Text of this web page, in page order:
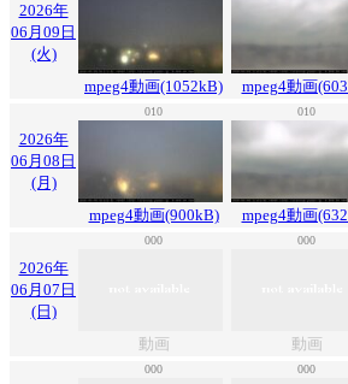
2026年
06月09日
(火)
mpeg4動画(1052kB) mpeg4動画
010 010
2026年
06月08日
(月)
mpeg4動画(900kB) mpeg4動画
000 000
2026年
06月07日
(日)
動画 動画
000 000